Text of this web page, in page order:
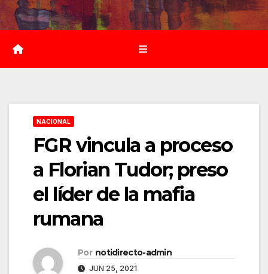
Saltar
al
contenido
NACIONAL
FGR vincula a proceso
a Florian Tudor; preso
el líder de la mafia
rumana
Por notidirecto-admin
JUN 25, 2021